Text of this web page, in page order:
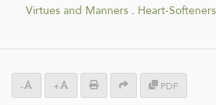
Virtues and Manners . Heart-
PDF
+
-